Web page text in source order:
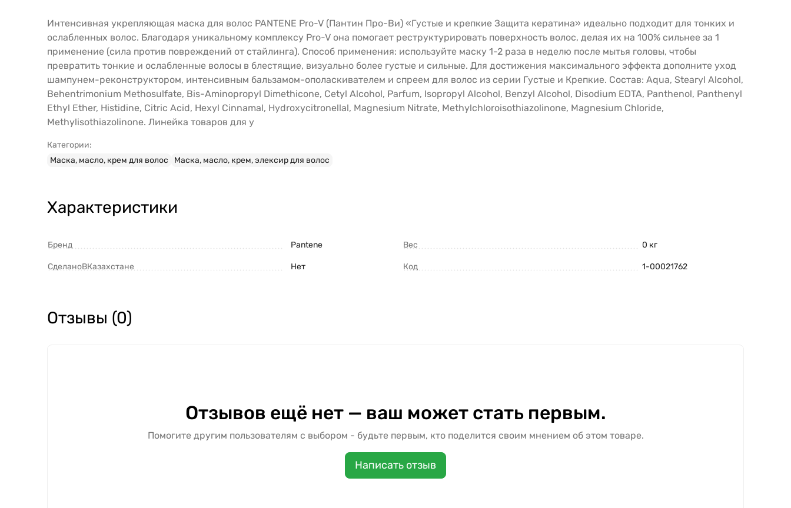
Интенсивная укрепляющая маска для волос PANTENE Pro-V (Пантин Про-Ви) «Густые и крепкие Защита кератина» идеально подходит для тонких и
ослабленных волос. Благодаря уникальному комплексу Pro-V она помогает реструктурировать поверхность волос, делая их на 100% сильнее за 1
применение (сила против повреждений от стайлинга). Способ применения: используйте маску 1-2 раза в неделю после мытья головы, чтобы
превратить тонкие и ослабленные волосы в блестящие, визуально более густые и сильные. Для достижения максимального эффекта дополните уход
шампунем-реконструктором, интенсивным бальзамом-ополаскивателем и спреем для волос из серии Густые и Крепкие. Состав: Aqua, Stearyl Alcohol,
Behentrimonium Methosulfate, Bis-Aminopropyl Dimethicone, Cetyl Alcohol, Parfum, Isopropyl Alcohol, Benzyl Alcohol, Disodium EDTA, Panthenol, Panthenyl
Ethyl Ether, Histidine, Citric Acid, Hexyl Cinnamal, Hydroxycitronellal, Magnesium Nitrate, Methylchloroisothiazolinone, Magnesium Chloride,
Methylisothiazolinone. Линейка товаров для у
Категории:
Маска, масло, крем для волос
Маска, масло, крем, элексир для волос
Характеристики
Бренд Pantene
СделаноВКазахстане Нет
Вес 0 кг
Код 1-00021762
Отзывы (0)
Отзывов ещё нет — ваш может стать первым.
Помогите другим пользователям с выбором - будьте первым, кто поделится своим мнением об этом товаре.
Написать отзыв